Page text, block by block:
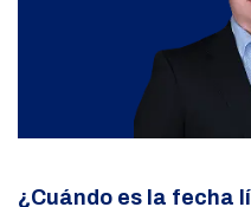
¿Cuándo es la fecha